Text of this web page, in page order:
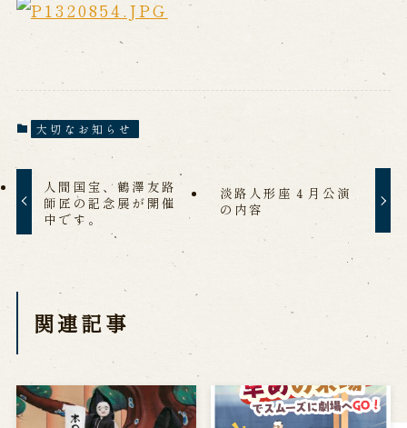
公演カレンダー
開催中の公演
海外旅行客向け特別公演「くにうみ」
淡路島と国生み神話
淡路人形浄瑠璃の歴史
淡路人形独自の演目
ご利用案内
大切なお知らせ
人間国宝、鶴澤友路
師匠の記念展が開催
中です。
淡路人形座４月公演
の内容
関連記事